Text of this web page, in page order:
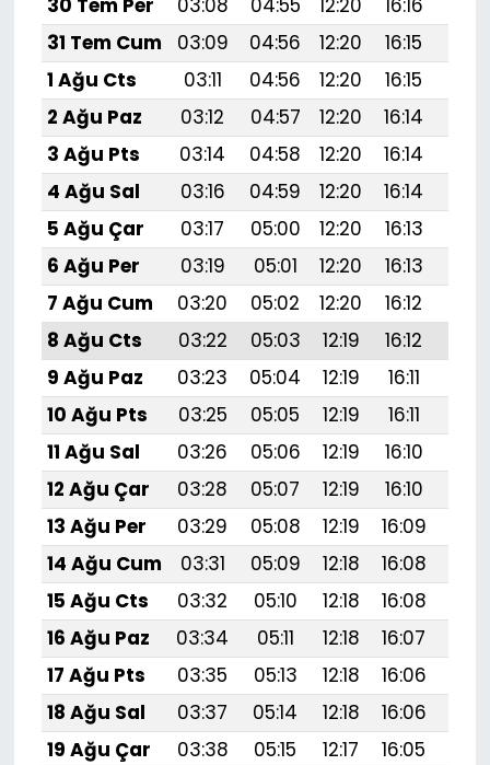
30 Tem Per
03:08 04:55 12:20 16:16
31 Tem Cum
03:09 04:56 12:20 16:15
1 Ağu Cts
03:11 04:56 12:20 16:15
2 Ağu Paz
03:12 04:57 12:20 16:14
3 Ağu Pts
03:14 04:58 12:20 16:14
4 Ağu Sal
03:16 04:59 12:20 16:14
5 Ağu Çar
03:17 05:00 12:20 16:13
6 Ağu Per
03:19 05:01 12:20 16:13
7 Ağu Cum
03:20 05:02 12:20 16:12
8 Ağu Cts
03:22 05:03 12:19 16:12
9 Ağu Paz
03:23 05:04 12:19 16:11
10 Ağu Pts
03:25 05:05 12:19 16:11
11 Ağu Sal
03:26 05:06 12:19 16:10
12 Ağu Çar
03:28 05:07 12:19 16:10
13 Ağu Per
03:29 05:08 12:19 16:09
14 Ağu Cum
03:31 05:09 12:18 16:08
15 Ağu Cts
03:32 05:10 12:18 16:08
16 Ağu Paz
03:34 05:11 12:18 16:07
17 Ağu Pts
03:35 05:13 12:18 16:06
18 Ağu Sal
03:37 05:14 12:18 16:06
19 Ağu Çar
03:38 05:15 12:17 16:05